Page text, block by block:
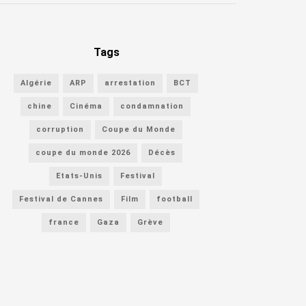
Tags
Algérie ARP arrestation BCT
chine Cinéma condamnation
corruption Coupe du Monde
coupe du monde 2026 Décès
Etats-Unis Festival
Festival de Cannes Film football
france Gaza Grève